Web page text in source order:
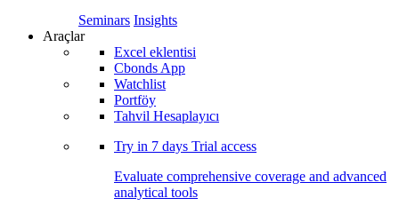
Seminars Insights
Araçlar
Excel eklentisi
Cbonds App
Watchlist
Portföy
Tahvil Hesaplayıcı
Try in 7 days Trial access
Evaluate comprehensive coverage and advanced
analytical tools